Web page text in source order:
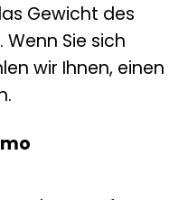
Gewicht des
Sie sich
wir Ihnen, einen